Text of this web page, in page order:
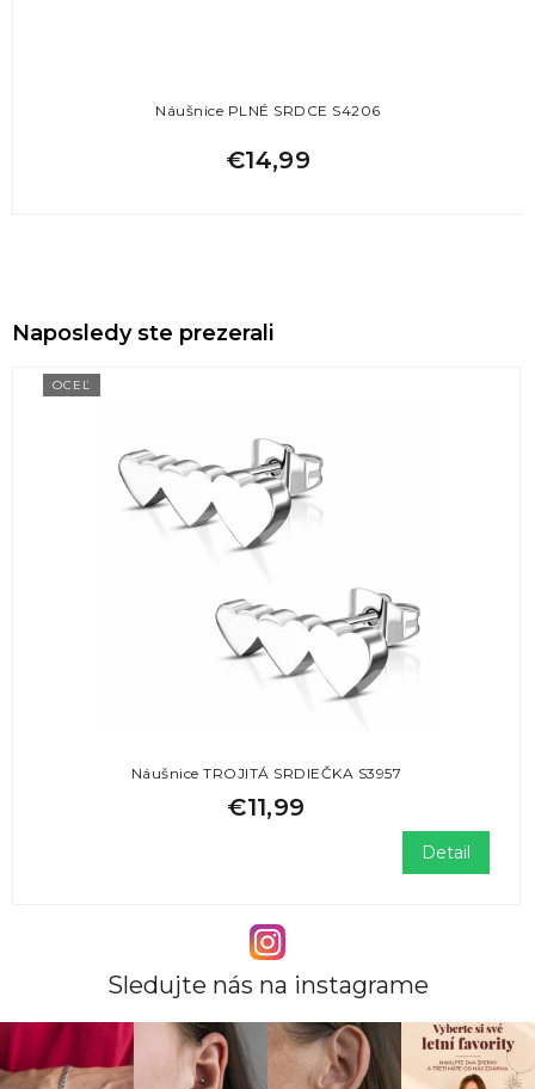
Náušnice PLNÉ SRDCE S4206
€14,99
Naposledy ste prezerali
OCEĽ
Náušnice TROJITÁ SRDIEČKA S3957
€11,99
Detail
Sledujte nás na instagrame